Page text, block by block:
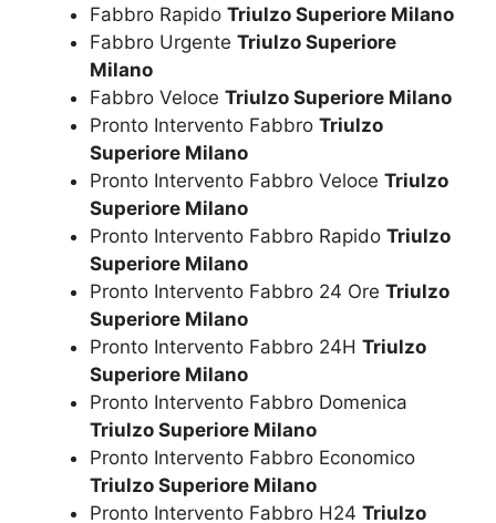
Fabbro Rapido Triulzo Superiore Milano
Fabbro Urgente Triulzo Superiore
Milano
Fabbro Veloce Triulzo Superiore Milano
Pronto Intervento Fabbro Triulzo
Superiore Milano
Pronto Intervento Fabbro Veloce Triulzo
Superiore Milano
Pronto Intervento Fabbro Rapido Triulzo
Superiore Milano
Pronto Intervento Fabbro 24 Ore Triulzo
Superiore Milano
Pronto Intervento Fabbro 24H Triulzo
Superiore Milano
Pronto Intervento Fabbro Domenica
Triulzo Superiore Milano
Pronto Intervento Fabbro Economico
Triulzo Superiore Milano
Pronto Intervento Fabbro H24 Triulzo